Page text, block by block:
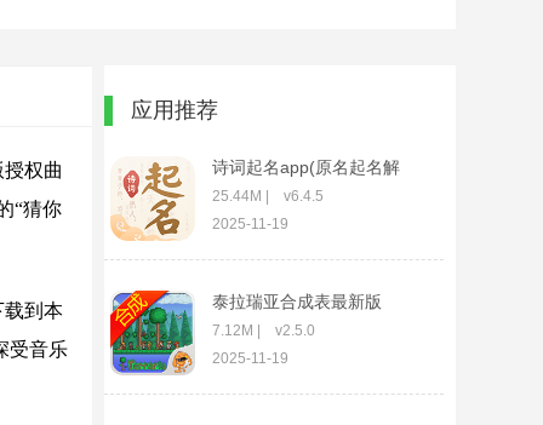
权曲
“猜你
载到本
受音乐
应用推荐
诗词起名app(原名起名解
名宝宝取名)
25.44M | v6.4.5
2025-11-19
泰拉瑞亚合成表最新版
7.12M | v2.5.0
2025-11-19